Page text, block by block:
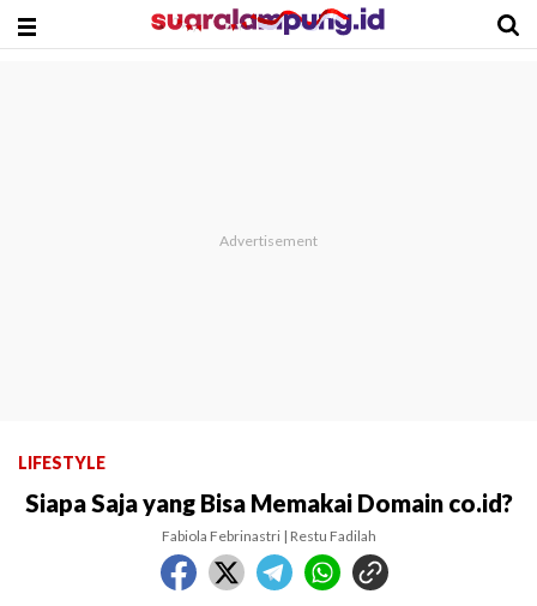
LIFESTYLE
Siapa Saja yang Bisa Memakai Domain co.id?
Fabiola Febrinastri | Restu Fadilah